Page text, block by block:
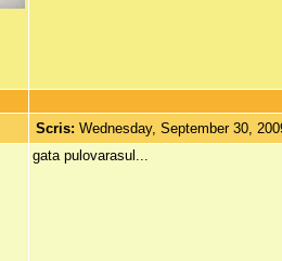
Scris:Wednesday, September 30,
gata pulovarasul...